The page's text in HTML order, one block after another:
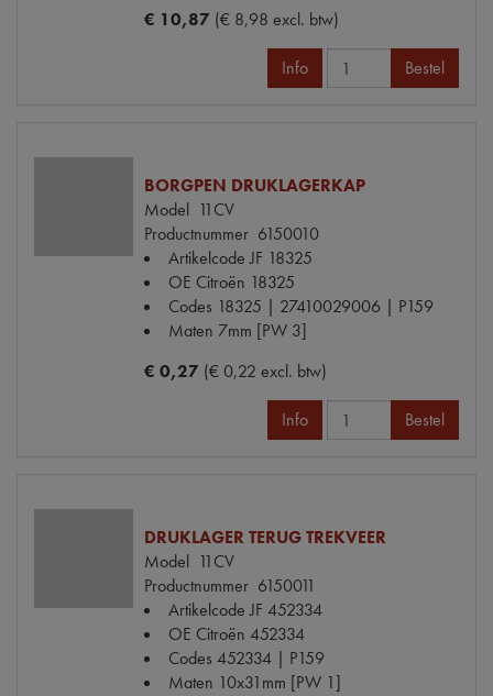
€ 10,87 (€ 8,98 excl. btw)
Info Bestel
BORGPEN DRUKLAGERKAP
Model 11CV
Productnummer 6150010
Artikelcode JF 18325
OE Citroën 18325
Codes 18325 | 27410029006 | P159
Maten 7mm [PW 3]
€ 0,27 (€ 0,22 excl. btw)
Info Bestel
DRUKLAGER TERUG TREKVEER
Model 11CV
Productnummer 6150011
Artikelcode JF452334
OE Citroën 452334
Codes 452334 | P159
Maten 10x31mm [PW 1]